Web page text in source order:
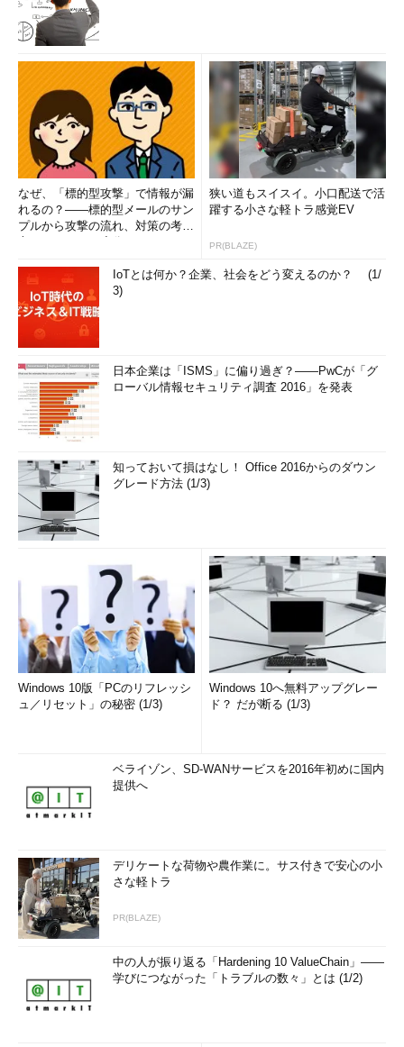
なぜ、「標的型攻撃」で情報が漏
れるの？――標的型メールのサン
プルから攻撃の流れ、対策の考え
狭い道もスイスイ。小口配送で活
躍する小さな軽トラ感覚EV
PR(BLAZE)
IoTとは何か？企業、社会をどう変えるのか？ (1/
3)
日本企業は「ISMS」に偏り過ぎ？――PwCが「グ
ローバル情報セキュリティ調査 2016」を発表
知っておいて損はなし！ Office 2016からのダウン
グレード方法 (1/3)
Windows 10版「PCのリフレッシ
ュ／リセット」の秘密 (1/3)
Windows 10へ無料アップグレー
ド？ だが断る (1/3)
ベライゾン、SD-WANサービスを2016年初めに国内
提供へ
デリケートな荷物や農作業に。サス付きで安心の小
さな軽トラ
PR(BLAZE)
中の人が振り返る「Hardening 10 ValueChain」――
学びにつながった「トラブルの数々」とは (1/2)